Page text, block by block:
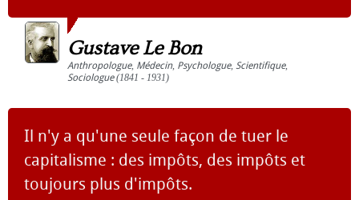
Gustave Le Bon
Anthropologue, Médecin, Psychologue, Scientifique,
Sociologue(1841 - 1931)
Il n'y a qu'une seule façon de tuer le
capitalisme : des impôts, des impôts et
toujours plus d'impôts.